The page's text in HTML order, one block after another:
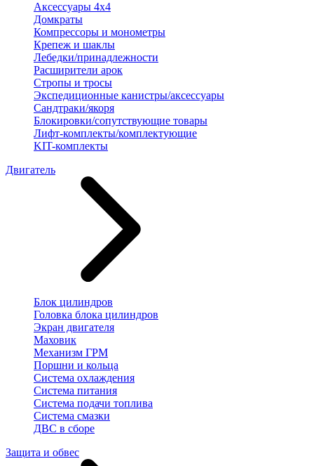
Аксессуары 4х4
Домкраты
Компрессоры и монометры
Крепеж и шаклы
Лебедки/принадлежности
Расширители арок
Стропы и тросы
Экспедиционные канистры/аксессуары
Сандтраки/якоря
Блокировки/сопутствующие товары
Лифт-комплекты/комплектующие
KIT-комплекты
Двигатель
Блок цилиндров
Головка блока цилиндров
Экран двигателя
Маховик
Механизм ГРМ
Поршни и кольца
Система охлаждения
Система питания
Система подачи топлива
Система смазки
ДВС в сборе
Защита и обвес